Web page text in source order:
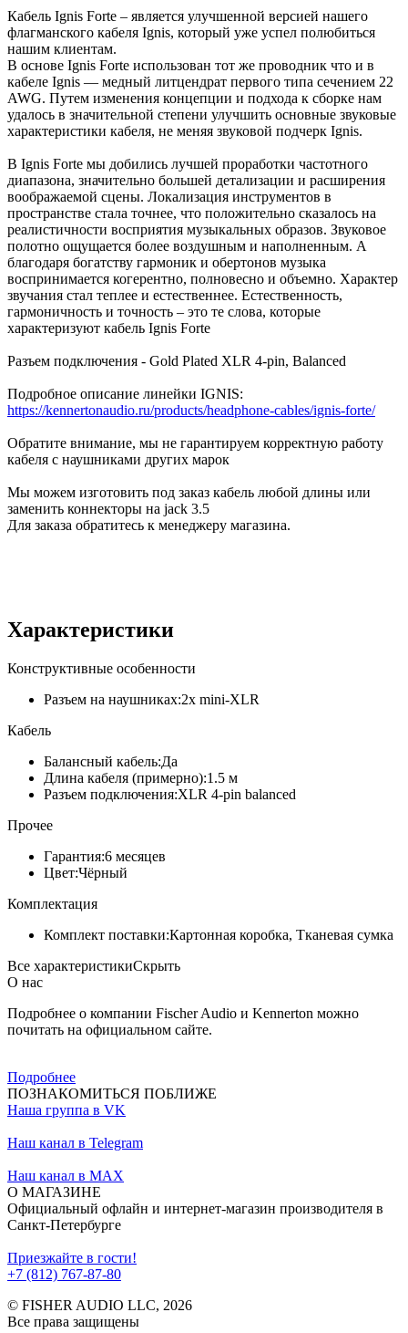
Кабель Ignis Forte – является улучшенной версией нашего
флагманского кабеля Ignis, который уже успел полюбиться
нашим клиентам.
В основе Ignis Forte использован тот же проводник что и в
кабеле Ignis — медный литцендрат первого типа сечением 22
AWG. Путем изменения концепции и подхода к сборке нам
удалось в значительной степени улучшить основные звуковые
характеристики кабеля, не меняя звуковой подчерк Ignis.
В Ignis Forte мы добились лучшей проработки частотного
диапазона, значительно большей детализации и расширения
воображаемой сцены. Локализация инструментов в
пространстве стала точнее, что положительно сказалось на
реалистичности восприятия музыкальных образов. Звуковое
полотно ощущается более воздушным и наполненным. А
благодаря богатству гармоник и обертонов музыка
воспринимается когерентно, полновесно и объемно. Характер
звучания стал теплее и естественнее. Естественность,
гармоничность и точность – это те слова, которые
характеризуют кабель Ignis Forte
Разъем подключения - Gold Plated XLR 4-pin, Balanced
Подробное описание линейки IGNIS:
https://kennertonaudio.ru/products/headphone-cables/ignis-forte/
Обратите внимание, мы не гарантируем корректную работу
кабеля с наушниками других марок
Мы можем изготовить под заказ кабель любой длины или
заменить коннекторы на jack 3.5
Для заказа обратитесь к менеджеру магазина.
Характеристики
Конструктивные особенности
Разъем на наушниках:2x mini-XLR
Кабель
Балансный кабель:Да
Длина кабеля (примерно):1.5 м
Разъем подключения:XLR 4-pin balanced
Прочее
Гарантия:6 месяцев
Цвет:Чёрный
Комплектация
Комплект поставки:Картонная коробка, Тканевая сумка
Все характеристикиСкрыть
О нас
Подробнее о компании Fischer Audio и Kennerton можно
почитать на официальном сайте.
Подробнее
ПОЗНАКОМИТЬСЯ ПОБЛИЖЕ
Наша группа в VK
Наш канал в Telegram
Наш канал в MAX
О МАГАЗИНЕ
Официальный офлайн и интернет-магазин производителя в
Санкт-Петербурге
Приезжайте в гости!
+7 (812) 767-87-80
© FISHER AUDIO LLC, 2026
Все права защищены